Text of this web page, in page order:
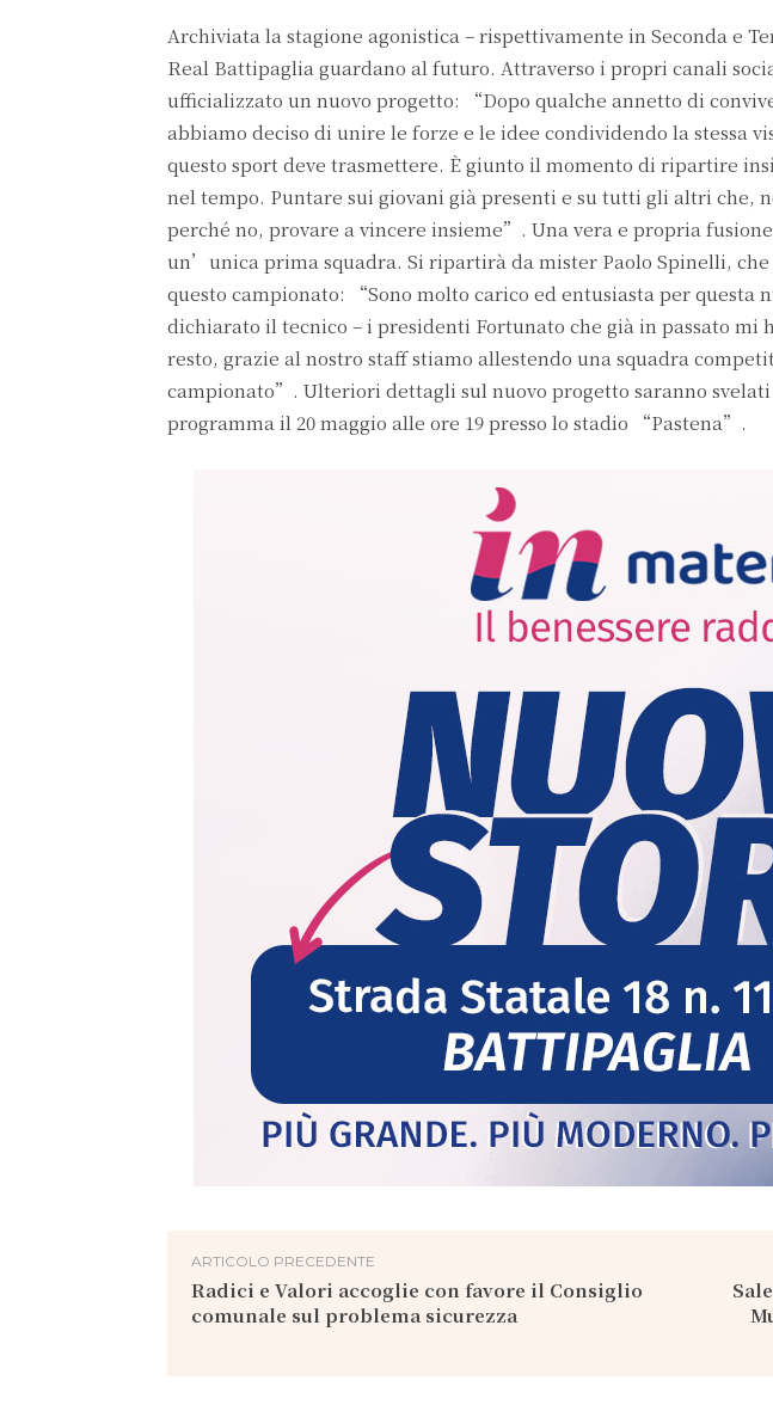
Archiviata la stagione agonistica – rispettivamente in Seconda e
Real Battipaglia guardano al futuro. Attraverso i propri canali
ufficializzato un nuovo progetto: “Dopo qualche annetto di
abbiamo deciso di unire le forze e le idee condividendo la stessa
questo sport deve trasmettere. È giunto il momento di ripartire
nel tempo. Puntare sui giovani già presenti e su tutti gli altri che,
perché no, provare a vincere insieme”. Una vera e propria
un’unica prima squadra. Si ripartirà da mister Paolo Spinelli,
questo campionato: “Sono molto carico ed entusiasta per questa
dichiarato il tecnico – i presidenti Fortunato che già in passato mi
resto, grazie al nostro staff stiamo allestendo una squadra
campionato”. Ulteriori dettagli sul nuovo progetto saranno
programma il 20 maggio alle ore 19 presso lo stadio “Pastena”.
ARTICOLO PRECEDENTE
Radici e Valori accoglie con favore il Consiglio
comunale sul problema sicurezza